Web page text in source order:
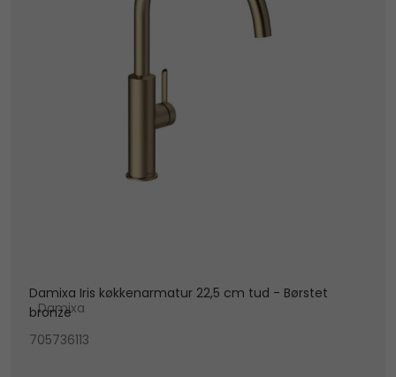
Damixa Iris køkkenarmatur 22,5 cm tud - Børstet
bronze
Damixa
705736113